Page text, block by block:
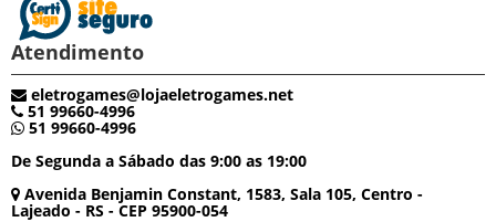
Atendimento
eletrogames@lojaeletrogames.net
51 99660-4996
51 99660-4996
De Segunda a Sábado das 9:00 as 19:00
Avenida Benjamin Constant, 1583, Sala 105, Centro -
Lajeado - RS - CEP 95900-054